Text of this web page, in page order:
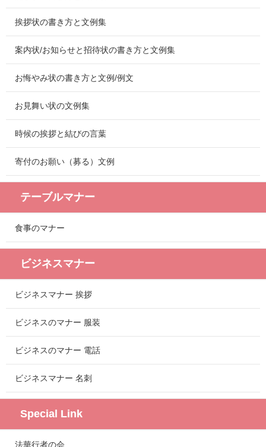
挨拶状の書き方と文例集
案内状/お知らせと招待状の書き方と文例集
お悔やみ状の書き方と文例/例文
お見舞い状の文例集
時候の挨拶と結びの言葉
寄付のお願い（募る）文例
テーブルマナー
食事のマナー
ビジネスマナー
ビジネスマナー 挨拶
ビジネスのマナー 服装
ビジネスのマナー 電話
ビジネスマナー 名刺
Special Link
法華行者の会